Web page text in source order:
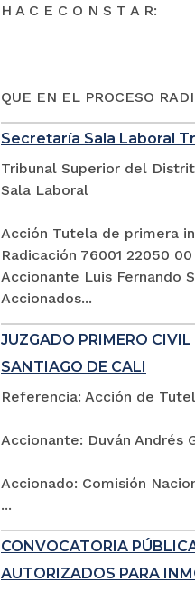
H A C E C O N S T A R:
QUE EN EL PROCESO
Secretaría Sala Laboral
Tribunal Superior del
Sala Laboral
Acción Tutela de primera
Radicación 76001 22050
Accionante Luis Fernando
Accionados...
JUZGADO PRIMERO
SANTIAGO DE CALI
Referencia: Acción de
Accionante: Duván Andrés
Accionado: Comisión
...
CONVOCATORIA
AUTORIZADOS PARA